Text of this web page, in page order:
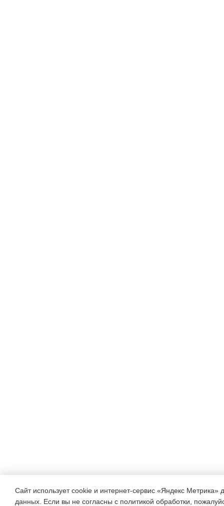
Сайт использует cookie и интернет-сервис «Яндекс Метрика»
данных. Если вы не согласны с политикой обработки,